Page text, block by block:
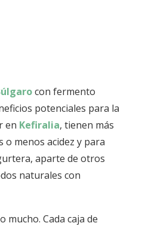
con fermento
potenciales para la
en Kefiralia, tienen más
o menos acidez y para
aparte de otros
naturales con
mucho. Cada caja de